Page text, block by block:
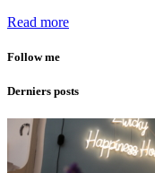
Read more
Follow me
Derniers posts